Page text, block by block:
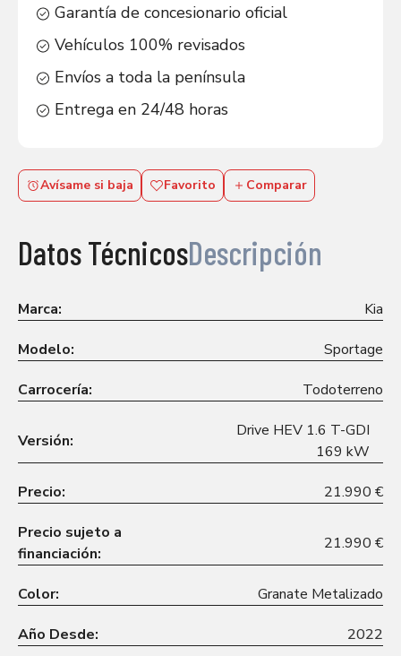
Garantía de concesionario oficial
Vehículos 100% revisados
Envíos a toda la península
Entrega en 24/48 horas
Avísame si baja Favorito Comparar
Datos TécnicosDescripción
Marca: Kia
Modelo: Sportage
Carrocería: Todoterreno
Versión:
Drive HEV 1.6 T-GDI
169 kW
Precio: 21.990 €
Precio sujeto a
financiación:
21.990 €
Color: Granate Metalizado
Año Desde: 2022